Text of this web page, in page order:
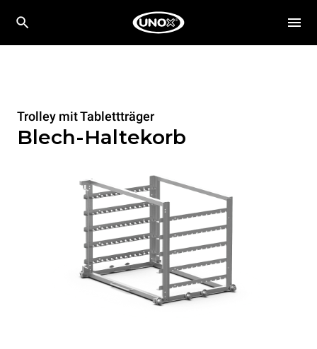
Trolley mit Tablettträger
Blech-Haltekorb